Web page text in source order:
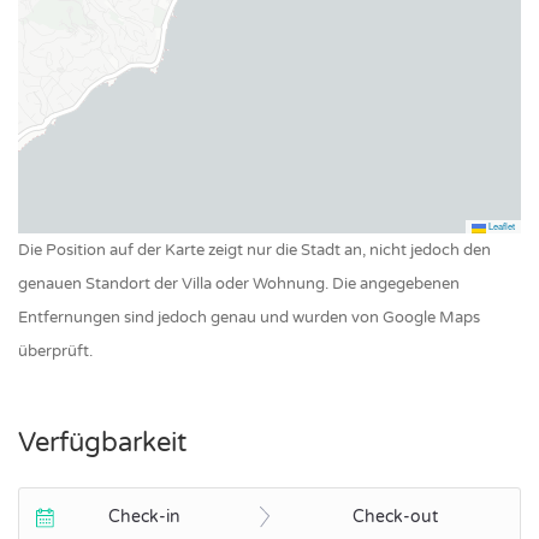
Leaflet
Die Position auf der Karte zeigt nur die Stadt an, nicht jedoch den
genauen Standort der Villa oder Wohnung. Die angegebenen
Entfernungen sind jedoch genau und wurden von Google Maps
überprüft.
Verfügbarkeit
Check-in Check-out